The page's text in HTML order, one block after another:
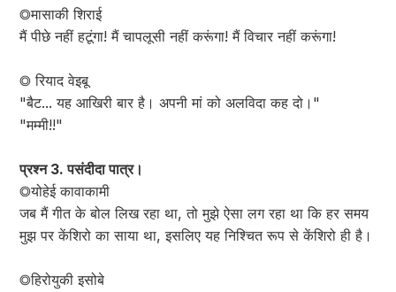
◎मासाकी शिराई
मैं पीछे नहीं हटूंगा! मैं चापलूसी नहीं करूंगा! मैं विचार नहीं करूंगा!
◎ रियाद वेइबू
"बैट... यह आखिरी बार है। अपनी मां को अलविदा कह दो।"
"मम्मी!!"
प्रश्न 3. पसंदीदा पात्र।
◎योहेई कावाकामी
जब मैं गीत के बोल लिख रहा था, तो मुझे ऐसा लग रहा था कि हर समय
मुझ पर केंशिरो का साया था, इसलिए यह निश्चित रूप से केंशिरो ही है।
◎हिरोयुकी इसोबे